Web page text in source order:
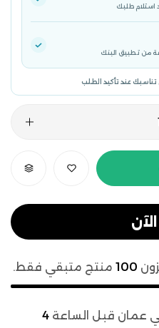
استلام طلبك
من تطبيق البنك
تناسبك عند تأكيد الطلب
100 منتج متبقي فقط.
عمان قبل الساعة 4